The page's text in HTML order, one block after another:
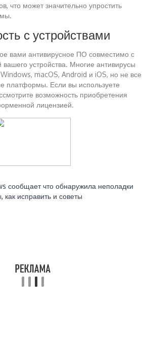
что может значительно упростить
с устройствами
вами антивирусное ПО совместимо с
устройства. Многие антивирусы
macOS, Android и iOS, но не все
платформы. Если вы используете
возможность приобретения
лицензией.
сообщает что обнаружила неполадки
как исправить и советы